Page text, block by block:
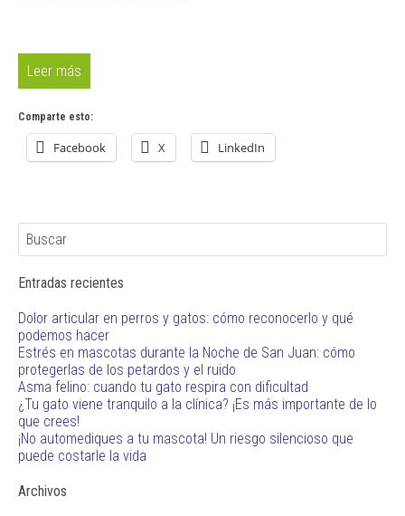
Leer más
Comparte esto:
Facebook X LinkedIn
Entradas recientes
Dolor articular en perros y gatos: cómo reconocerlo y qué
podemos hacer
Estrés en mascotas durante la Noche de San Juan: cómo
protegerlas de los petardos y el ruido
Asma felino: cuando tu gato respira con dificultad
¿Tu gato viene tranquilo a la clínica? ¡Es más importante de lo
que crees!
¡No automediques a tu mascota! Un riesgo silencioso que
puede costarle la vida
Archivos